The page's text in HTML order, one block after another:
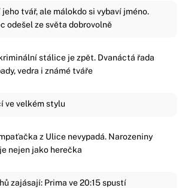
tvář, ale málokdo si vybaví jméno.
odešel ze světa dobrovolně
stálice je zpět. Dvanáctá řada
vedra i známé tváře
ve velkém stylu
z Ulice nevypadá. Narozeniny
nejen jako herečka
zajásají: Prima ve 20:15 spustí